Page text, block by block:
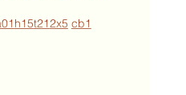
h15t212x5 cb1